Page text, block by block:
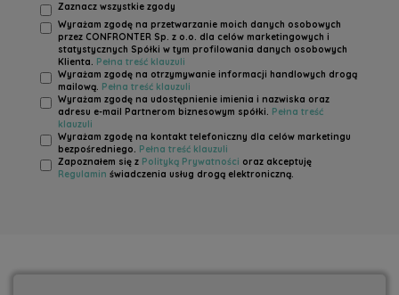
Zaznacz wszystkie zgody
Wyrażam zgodę na przetwarzanie moich danych osobowych
przez CONFRONTER Sp. z o.o. dla celów marketingowych i
statystycznych Spółki w tym profilowania danych osobowych
Klienta. Pełna treść klauzuli
Wyrażam zgodę na otrzymywanie informacji handlowych drogą
mailową. Pełna treść klauzuli
Wyrażam zgodę na udostępnienie imienia i nazwiska oraz
adresu e-mail Partnerom biznesowym spółki. Pełna treść
klauzuli
Wyrażam zgodę na kontakt telefoniczny dla celów marketingu
bezpośredniego. Pełna treść klauzuli
Zapoznałem się z Polityką Prywatności oraz akceptuję
Regulamin świadczenia usług drogą elektroniczną.